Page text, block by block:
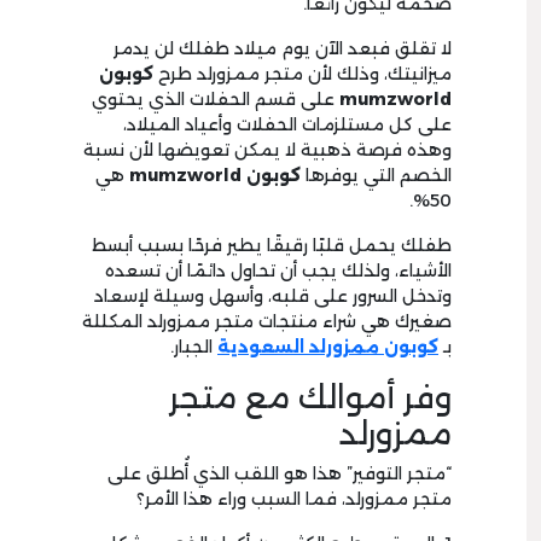
لا تقلق فبعد الآن يوم ميلاد طفلك لن يدمر
ميزانيتك، وذلك لأن متجر ممزورلد طرح كوبون
mumzworld على قسم الحفلات الذي يحتوي
على كل مستلزمات الحفلات وأعياد الميلاد،
وهذه فرصة ذهبية لا يمكن تعويضها لأن نسبة
الخصم التي يوفرها كوبون mumzworld
هي
50%.
طفلك يحمل قلبًا رقيقًا يطير فرحًا بسبب أبسط
الأشياء، ولذلك يجب أن تحاول دائمًا أن تسعده
وتدخل السرور على قلبه، وأسهل وسيلة لإسعاد
صغيرك هي شراء منتجات متجر ممزورلد المكللة
بـكوبون ممزورلد السعودية الجبار.
وفر أموالك مع متجر
ممزورلد
“متجر التوفير” هذا هو اللقب الذي أُطلق على
متجر ممزورلد، فما السبب وراء هذا الأمر؟